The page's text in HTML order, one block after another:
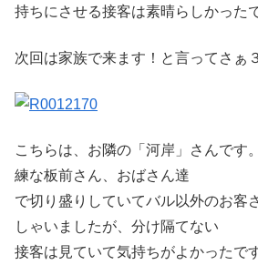
持ちにさせる接客は素晴らしかった
次回は家族で来ます！と言ってさぁ
こちらは、お隣の「河岸」さんです
練な板前さん、おばさん達
で切り盛りしていてバル以外のお客
しゃいましたが、分け隔てない
接客は見ていて気持ちがよかったで